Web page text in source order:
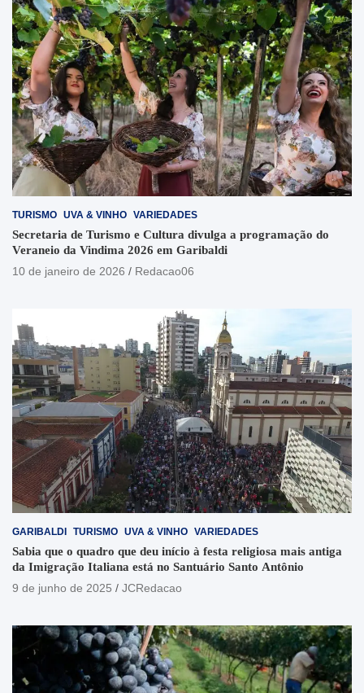
TURISMO UVA & VINHO VARIEDADES
Secretaria de Turismo e Cultura divulga a programação do
Veraneio da Vindima 2026 em Garibaldi
10 de janeiro de 2026
Redacao06
GARIBALDI TURISMO UVA & VINHO VARIEDADES
Sabia que o quadro que deu início à festa religiosa mais antiga
da Imigração Italiana está no Santuário Santo Antônio
9 de junho de 2025
JCRedacao